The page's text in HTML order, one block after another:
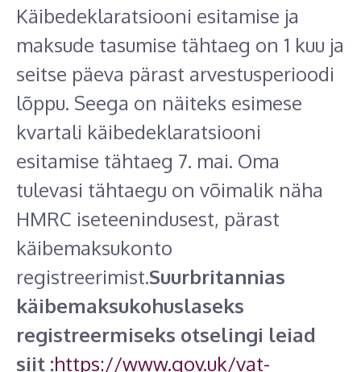
Käibedeklaratsiooni esitamise ja
maksude tasumise tähtaeg on 1 kuu ja
seitse päeva pärast arvestusperioodi
lõppu. Seega on näiteks esimese
kvartali käibedeklaratsiooni
esitamise tähtaeg 7. mai. Oma
tulevasi tähtaegu on võimalik näha
HMRC iseteenindusest, pärast
käibemaksukonto
registreerimist.Suurbritannias
käibemaksukohuslaseks
registreermiseks otselingi leiad
siit :https://www.gov.uk/vat-